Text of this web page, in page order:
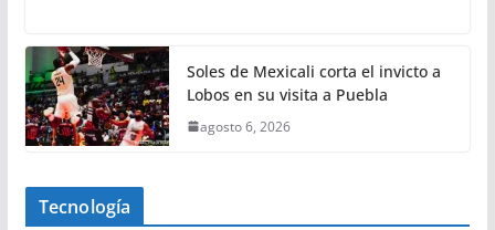
Soles de Mexicali corta el invicto a
Lobos en su visita a Puebla
agosto 6, 2026
Tecnología